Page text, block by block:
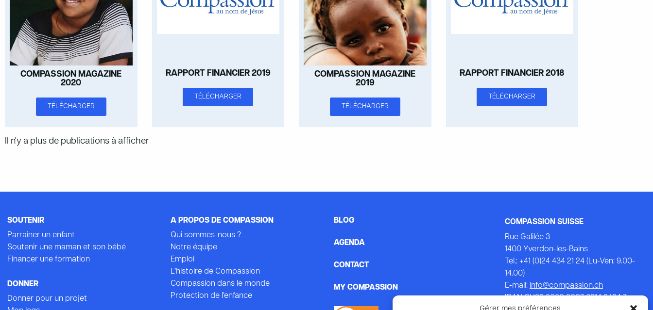
Gérer mes préférences
COMPASSION MAGAZINE
2020
TÉLÉCHARGER
RAPPORT FINANCIER 2019
TÉLÉCHARGER
COMPASSION MAGAZINE
2019
TÉLÉCHARGER
RAPPORT FINANCIER 2018
TÉLÉCHARGER
Il n'y a plus de publications à afficher
SOUTENIR
Parrainer un enfant
Soutenir une maman et son bébé
Financer une formation
DONNER
Donner pour un projet
A PROPOS DE COMPASSION
Qui sommes-nous ?
Notre équipe
Emploi
L’histoire de Compassion
Compassion dans le monde
Protection de l’enfance
BLOG
AGENDA
CONTACT
MY COMPASSION
COMPASSION SUISSE
Rue Galilée 3
1400 Yverdon-les-Bains
Tel.: +41 (0)24 434 21 24 (Lu-Ven: 9.00-
14.00)
E-mail: info@compassion.ch
IBAN CH93 8080 8007 6814 3434 7